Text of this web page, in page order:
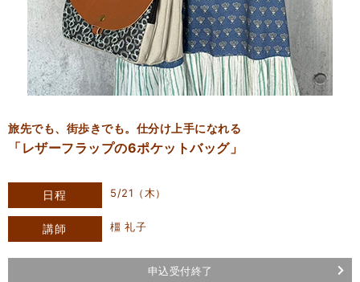
旅先でも、街歩きでも。仕分け上手になれる
「レザーフラップの6ポケットバッグ」
日程 5/21（木）
講師 橿 礼子
申込受付終了